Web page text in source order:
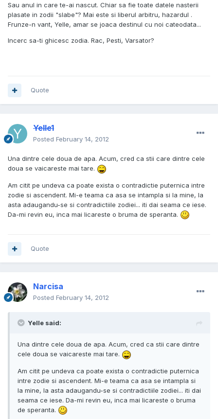
Sau anul in care te-ai nascut. Chiar sa fie toate datele nasterii
plasate in zodii "slabe"? Mai este si liberul arbitru, hazardul .
Frunze-n vant, Yelle, amar se joaca destinul cu noi cateodata...
Incerc sa-ti ghicesc zodia. Rac, Pesti, Varsator?
Quote
Yelle1
Posted February 14, 2012
Una dintre cele doua de apa. Acum, cred ca stii care dintre cele
doua se vaicareste mai tare.
Am citit pe undeva ca poate exista o contradictie puternica intre
zodie si ascendent. Mi-e teama ca asa se intampla si la mine, la
asta adaugandu-se si contradictiile zodiei... iti dai seama ce iese.
Da-mi revin eu, inca mai licareste o bruma de speranta.
Quote
Narcisa
Posted February 14, 2012
Yelle said:
Una dintre cele doua de apa. Acum, cred ca stii care dintre
cele doua se vaicareste mai tare.
Am citit pe undeva ca poate exista o contradictie puternica
intre zodie si ascendent. Mi-e teama ca asa se intampla si
la mine, la asta adaugandu-se si contradictiile zodiei... iti dai
seama ce iese. Da-mi revin eu, inca mai licareste o bruma
de speranta.